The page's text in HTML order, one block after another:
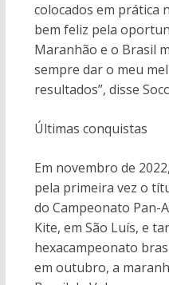
colocados em prática
bem feliz pela
Maranhão e o Brasil
sempre dar o meu
resultados”, disse
Últimas conquistas
Em novembro de
pela primeira vez o
do Campeonato Pan-
Kite, em São Luís, e
hexacampeonato
em outubro, a